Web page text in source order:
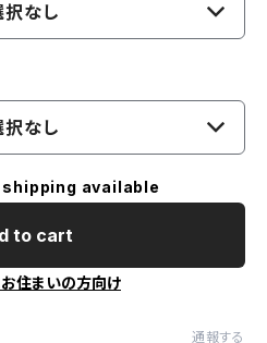
択なし
択なし
available
to cart
住まいの方向け
通報する